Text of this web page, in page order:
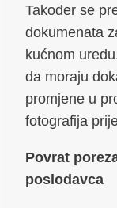
Također se
dokumenata
kućnom
da moraju
promjene u
fotografija
Povrat
poslodavca